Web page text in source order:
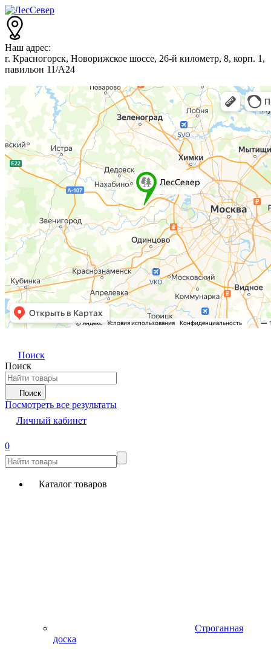
Наш адрес:
г. Красногорск, Новорижское шоссе, 26-й километр, 8, корп. 1,
павильон 11/А24
Поиск
Поиск
Поиск
Посмотреть все результаты
Личный кабинет
0
Каталог товаров
Строганная
доска